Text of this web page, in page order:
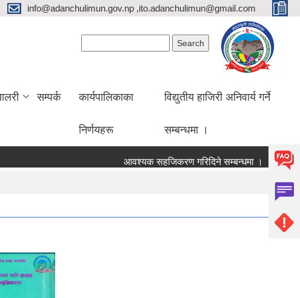
info@adanchulimun.gov.np ,ito.adanchulimun@gmail.com
सम्पर्क कार्यपालिकाका
निर्णयहरू
विद्युतीय हाजिरी अनिवार्य गर्ने
सम्बन्धमा ।
आवश्यक सहजिकरण गरिदिने सम्बन्धमा ।